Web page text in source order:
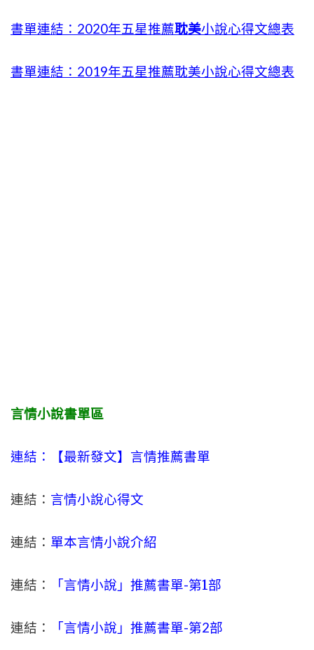
書單連結：2020年五星推薦耽美小說心得文總表
書單連結：2019年五星推薦耽美小說心得文總表
言情小說書單區
連結：【最新發文】 言情推薦書單
連結： 言情小說心得文
連結： 單本言情小說介紹
連結： 「言情小說」推薦書單-第1部
連結： 「言情小說」推薦書單-第2部